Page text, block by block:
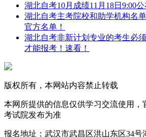
湖北自考10月成绩11月18日9:00
湖北自考主考院校和助学机构名
官方名单！
湖北自考非新计划专业的考生必
才能报考！速看！
版权所有，本网站内容禁止转载
本网所提供的信息仅供学习交流使用，
考试院发布为准
报名地址：武汉市武昌区洪山东区34号